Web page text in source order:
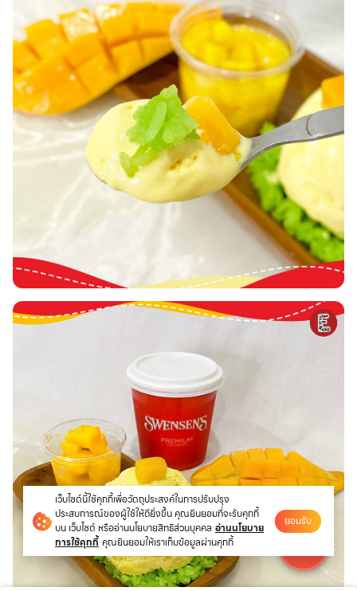
เว็บไซต์นี้ใช้คุกกี้เพื่อวัตถุประสงค์ในการปรับปรุง
ประสบการณ์ของผู้ใช้ให้ดียิ่งขึ้น คุณยินยอมที่จะรับคุกกี้
บน เว็บไซต์ หรืออ่านนโยบายสิทธิส่วนบุคคล อ่านนโยบาย
การใช้คุกกี้ คุณยินยอมให้เราเก็บข้อมูลผ่านคุกกี้
ยอมรับ